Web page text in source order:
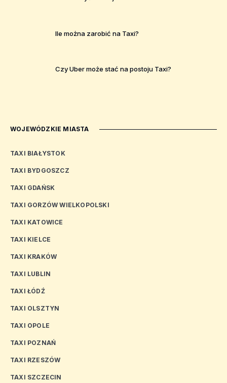
Ile można zarobić na Taxi?
Czy Uber może stać na postoju Taxi?
WOJEWÓDZKIE MIASTA
TAXI BIAŁYSTOK
TAXI BYDGOSZCZ
TAXI GDAŃSK
TAXI GORZÓW WIELKOPOLSKI
TAXI KATOWICE
TAXI KIELCE
TAXI KRAKÓW
TAXI LUBLIN
TAXI ŁÓDŹ
TAXI OLSZTYN
TAXI OPOLE
TAXI POZNAŃ
TAXI RZESZÓW
TAXI SZCZECIN